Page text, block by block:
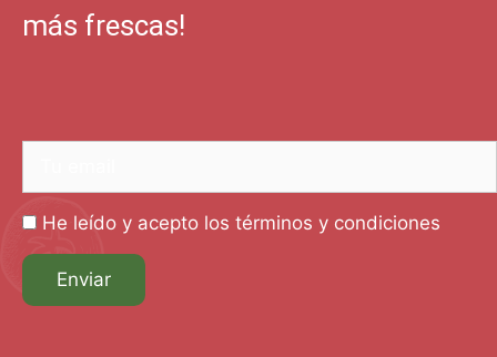
más frescas!
He leído y acepto los términos y condiciones